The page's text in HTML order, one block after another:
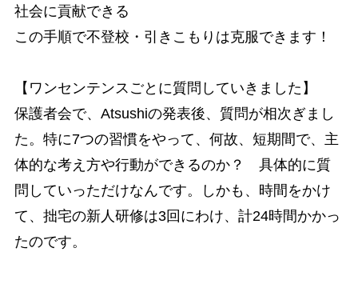
社会に貢献できる
この手順で不登校・引きこもりは克服できます！
【ワンセンテンスごとに質問していきました】
保護者会で、Atsushiの発表後、質問が相次ぎまし
た。特に7つの習慣をやって、何故、短期間で、主
体的な考え方や行動ができるのか？ 具体的に質
問していっただけなんです。しかも、時間をかけ
て、拙宅の新人研修は3回にわけ、計24時間かかっ
たのです。